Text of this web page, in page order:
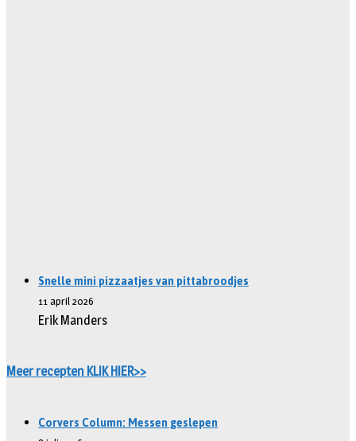
Snelle mini pizzaatjes van pittabroodjes
11 april 2026
Erik Manders
Meer recepten KLIK HIER>>
Corvers Column: Messen geslepen